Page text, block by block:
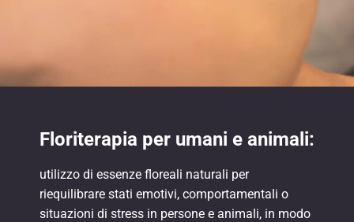
Floriterapia per umani e animali:
utilizzo di essenze floreali naturali per
riequilibrare stati emotivi, comportamentali o
situazioni di stress in persone e animali, in modo